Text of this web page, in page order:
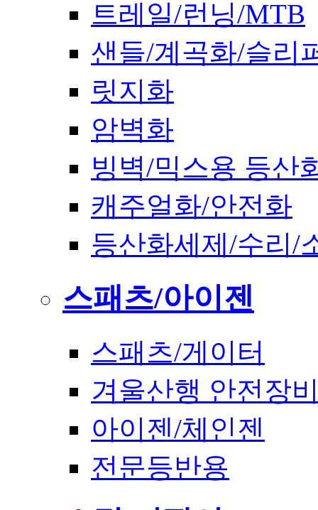
트레일/런닝/MTB
샌들/계곡화/슬리
릿지화
암벽화
빙벽/믹스용 등산
캐주얼화/안전화
등산화세제/수리/
스패츠/아이젠
스패츠/게이터
겨울산행 안전장
아이젠/체인젠
전문등반용